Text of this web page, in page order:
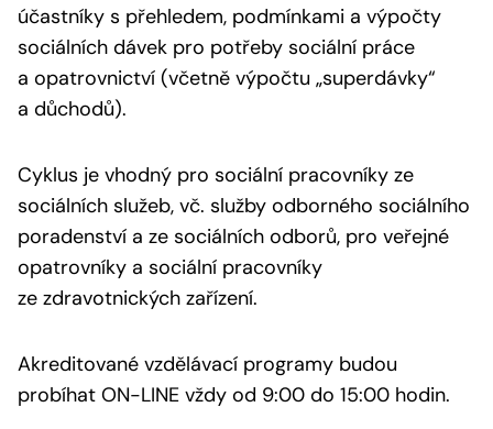
účastníky s přehledem, podmínkami a výpočty
sociálních dávek pro potřeby sociální práce
a opatrovnictví (včetně výpočtu „superdávky“
a důchodů).
Cyklus je vhodný pro sociální pracovníky ze
sociálních služeb, vč. služby odborného sociálního
poradenství a ze sociálních odborů, pro veřejné
opatrovníky a sociální pracovníky
ze zdravotnických zařízení.
Akreditované vzdělávací programy budou
probíhat ON-LINE vždy od 9:00 do 15:00 hodin.